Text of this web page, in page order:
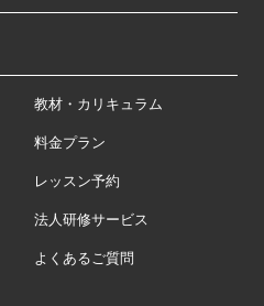
教材・カリキュラム
料金プラン
レッスン予約
法人研修サービス
よくあるご質問